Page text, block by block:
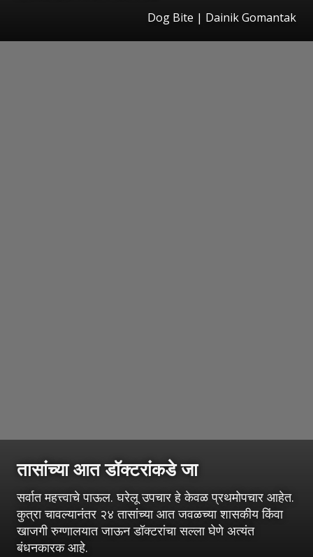
Dog Bite | Dainik Gomantak
तासांच्या आत डॉक्टरांकडे जा
सर्वात महत्त्वाचे पाऊल. घरेलू उपचार हे केवळ प्रथमोपचार आहेत.
कुत्रा चावल्यानंतर २४ तासांच्या आत जवळच्या शासकीय किंवा
खाजगी रुग्णालयात जाऊन डॉक्टरांचा सल्ला घेणे अत्यंत
बंधनकारक आहे.